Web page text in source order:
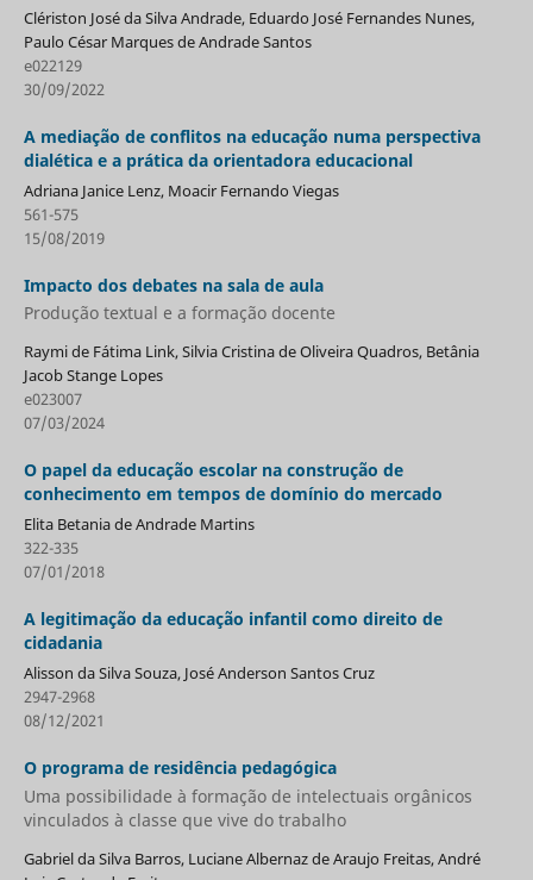
Clériston José da Silva Andrade, Eduardo José Fernandes Nunes,
Paulo César Marques de Andrade Santos
e022129
30/09/2022
A mediação de conflitos na educação numa perspectiva
dialética e a prática da orientadora educacional
Adriana Janice Lenz, Moacir Fernando Viegas
561-575
15/08/2019
Impacto dos debates na sala de aula
Produção textual e a formação docente
Raymi de Fátima Link, Silvia Cristina de Oliveira Quadros, Betânia
Jacob Stange Lopes
e023007
07/03/2024
O papel da educação escolar na construção de
conhecimento em tempos de domínio do mercado
Elita Betania de Andrade Martins
322-335
07/01/2018
A legitimação da educação infantil como direito de
cidadania
Alisson da Silva Souza, José Anderson Santos Cruz
2947-2968
08/12/2021
O programa de residência pedagógica
Uma possibilidade à formação de intelectuais orgânicos
vinculados à classe que vive do trabalho
Gabriel da Silva Barros, Luciane Albernaz de Araujo Freitas, André